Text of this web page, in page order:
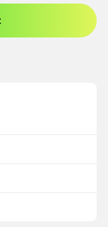
a tagként való